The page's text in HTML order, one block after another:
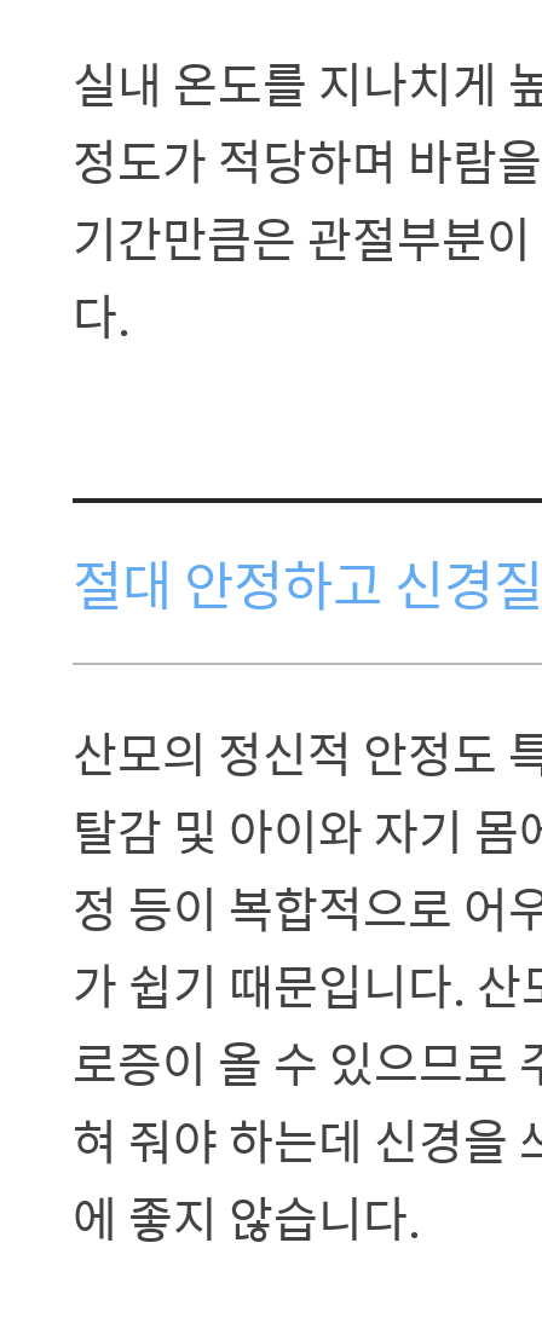
실내 온도를 지나치게
정도가 적당하며 바람
기간만큼은 관절부분
다.
절대 안정하고 신경
산모의 정신적 안정도
탈감 및 아이와 자기
정 등이 복합적으로 어
가 쉽기 때문입니다.
로증이 올 수 있으므로
혀 줘야 하는데 신경을
에 좋지 않습니다.